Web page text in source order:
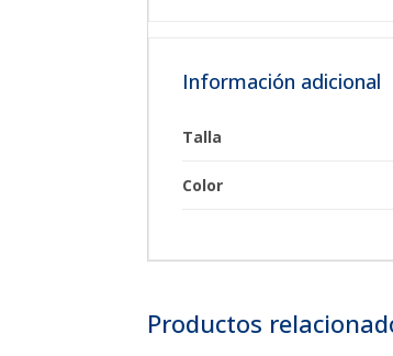
Información adicional
Talla
Color
Productos